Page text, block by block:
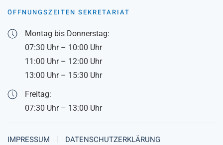
ÖFFNUNGSZEITEN SEKRETARIAT
Montag bis Donnerstag:
07:30 Uhr – 10:00 Uhr
11:00 Uhr – 12:00 Uhr
13:00 Uhr – 15:30 Uhr
Freitag:
07:30 Uhr – 13:00 Uhr
IMPRESSUM DATENSCHUTZERKLÄRUNG